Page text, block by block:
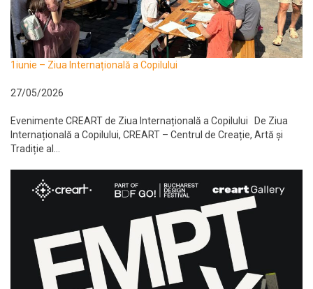
1iunie – Ziua Internațională a Copilului
27/05/2026
Evenimente CREART de Ziua Internațională a Copilului De Ziua
Internațională a Copilului, CREART – Centrul de Creație, Artă și
Tradiție al...